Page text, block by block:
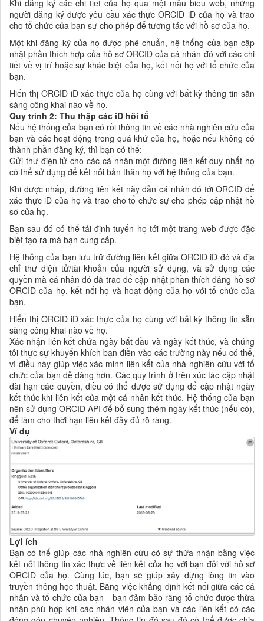
Khi đăng ký các chi tiết của họ qua một mẫu biểu web, những
người đăng ký được yêu cầu xác thực ORCID iD của họ và trao
cho tổ chức của bạn sự cho phép để tương tác với hồ sơ của họ.
Một khi đăng ký của họ được phê chuẩn, hệ thống của bạn cập
nhật phần thích hợp của hồ sơ ORCID của cá nhân đó với các chi
tiết về vị trí hoặc sự khác biệt của họ, kết nối họ với tổ chức của
bạn.
Hiển thị ORCID iD xác thực của họ cùng với bất kỳ thông tin sẵn
sàng công khai nào về họ.
Quy trình 2: Thu thập các iD hồi tố
Nếu hệ thống của bạn có rồi thông tin về các nhà nghiên cứu của
bạn và các hoạt động trong quá khứ của họ, hoặc nếu không có
thành phần đăng ký, thì bạn có thể:
Gửi thư điện tử cho các cá nhân một đường liên kết duy nhất họ
có thể sử dụng để kết nối bản thân họ với hệ thống của bạn.
Khi được nhấp, đường liên kết này dẫn cá nhân đó tới ORCID để
xác thực iD của họ và trao cho tổ chức sự cho phép cập nhật hồ
sơ của họ.
Bạn sau đó có thể tái định tuyến họ tới một trang web được đặc
biệt tạo ra mà bạn cung cấp.
Hệ thống của bạn lưu trữ đường liên kết giữa ORCID iD đó và địa
chỉ thư điện tử/tài khoản của người sử dụng, và sử dụng các
quyền mà cá nhân đó đã trao để cập nhật phần thích đáng hồ sơ
ORCID của họ, kết nối họ và hoạt động của họ với tổ chức của
bạn.
Hiển thị ORCID iD xác thực của họ cùng với bất kỳ thông tin sẵn
sàng công khai nào về họ.
Xác nhận liên kết chứa ngày bắt đầu và ngày kết thúc, và chúng
tôi thực sự khuyến khích bạn điền vào các trường này nếu có thể,
vì điều này giúp việc xác minh liên kết của nhà nghiên cứu với tổ
chức của bạn dễ dàng hơn. Các quy trình ở trên xúc tác cập nhật
dài hạn các quyền, điều có thể được sử dụng để cập nhật ngày
kết thúc khi liên kết của một cá nhân kết thúc. Hệ thống của bạn
nên sử dụng ORCID API để bổ sung thêm ngày kết thúc (nếu có),
để làm cho thời hạn liên kết đầy đủ rõ ràng.
Ví dụ
Lợi ích
Bạn có thể giúp các nhà nghiên cứu có sự thừa nhận bằng việc
kết nối thông tin xác thực về liên kết của họ với bạn đối với hồ sơ
ORCID của họ. Cùng lúc, bạn sẽ giúpxây dựng lòng tin vào
truyền thông học thuật. Bằng việc khẳng định kết nối giữa các cá
nhân và tổ chức của bạn - bạn đảm bảo rằng tổ chức được thừa
nhận phù hợp khi các nhân viên của bạn và các liên kết có các